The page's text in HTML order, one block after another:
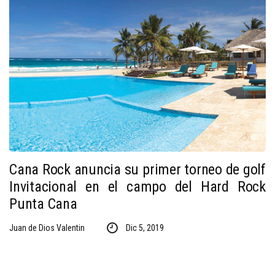
Cana Rock anuncia su primer torneo de golf
Invitacional en el campo del Hard Rock
Punta Cana
Juan de Dios Valentin Dic 5, 2019